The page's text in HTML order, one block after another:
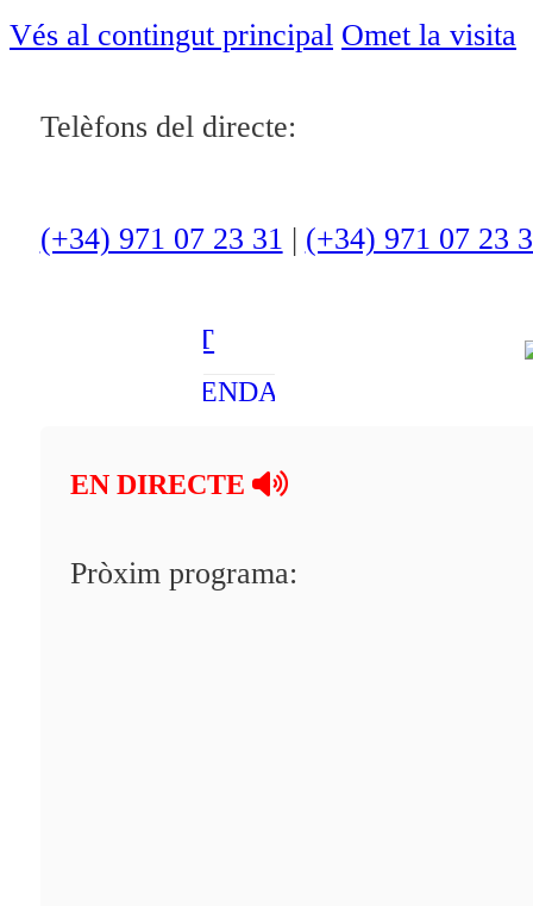
Vés al contingut principal Omet la visita
Telèfons del directe:
(+34) 971 07 23 31 | (+34) 971 07 23
ACTUALITAT
OCI
ENTREVISTES
AMBIENT
AGENDA
A la Carta
Qui som?
EN DIRECTE
Pròxim programa: